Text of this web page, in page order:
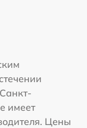
имеет
Цены